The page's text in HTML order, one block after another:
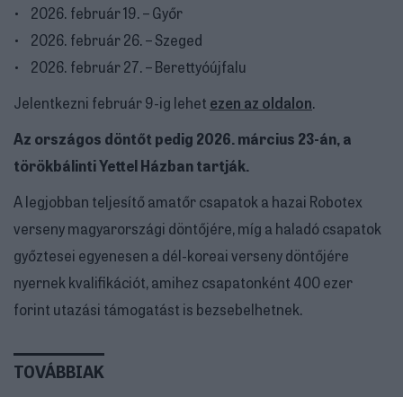
• 2026. február 19. – Győr
• 2026. február 26. – Szeged
• 2026. február 27. – Berettyóújfalu
Jelentkezni február 9-ig lehet ezen az oldalon.
Az országos döntőt pedig 2026. március 23-án, a
törökbálinti Yettel Házban tartják.
A legjobban teljesítő amatőr csapatok a hazai Robotex
verseny magyarországi döntőjére, míg a haladó csapatok
győztesei egyenesen a dél-koreai verseny döntőjére
nyernek kvalifikációt, amihez csapatonként 400 ezer
forint utazási támogatást is bezsebelhetnek.
TOVÁBBIAK